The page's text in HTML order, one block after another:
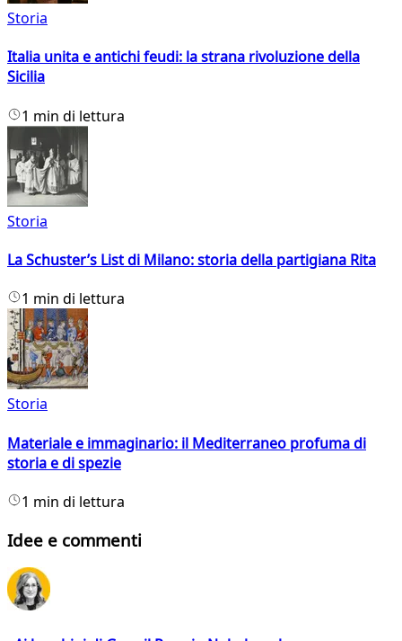
Storia
Italia unita e antichi feudi: la strana rivoluzione della
Sicilia
1 min di lettura
Storia
La Schuster’s List di Milano: storia della partigiana Rita
1 min di lettura
Storia
Materiale e immaginario: il Mediterraneo profuma di
storia e di spezie
1 min di lettura
Idee e commenti